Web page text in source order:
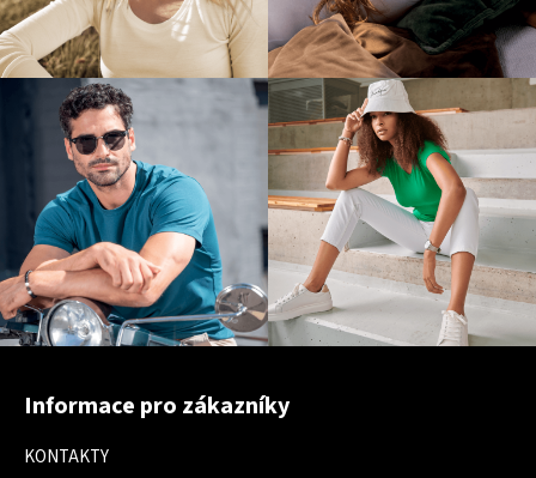
Z
Informace pro zákazníky
KONTAKTY